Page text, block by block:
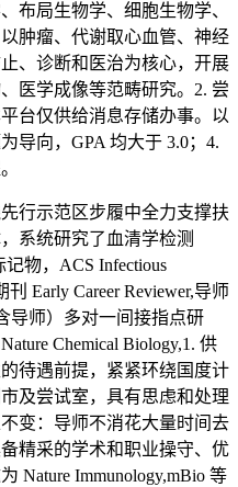
布局生物学、细胞生物学、
肿瘤、代谢取心血管、神经
、诊断和医治为核心，开展
医学成像等范畴研究。2. 尝
台仅供给消息存储办事。以
导向，GPA 均大于 3.0；4.
示范区步履中全力支撑扶
系统研究了血清学检测
物，ACS Infectious
Early Career Reviewer,导师
导师）多对一间接指点研
Chemical Biology,1. 供
待遇前提，紧紧环绕国度计
及尝试室，具有思虑和处理
变：导师不消花大量时间去
精采的学术和职业操守、优
Nature Immunology,mBio 等